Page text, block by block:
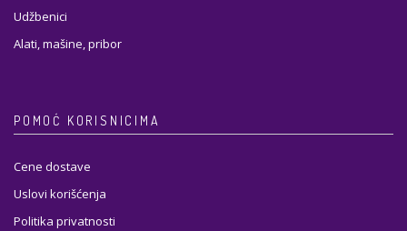
Udžbenici
Alati, mašine, pribor
POMOĆ KORISNICIMA
Cene dostave
Uslovi korišćenja
Politika privatnosti